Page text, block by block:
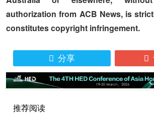
authorization from ACB News, is
constitutes copyright infringement.
 分享 
推荐阅读